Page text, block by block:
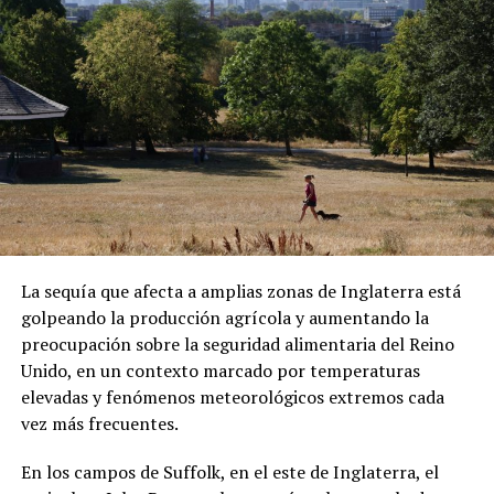
ADVERTISEMENT
Sánchez también denunció que los migrantes fueron
presionados para abordar el vuelo. Las declaraciones
confirmadas de manera independiente.
Una vez en República Centroafricana, las autoridades
locales les comunicaron que podrían permanecer
temporalmente en el país bajo un visado. Sin embargo,
Sánchez aseguró que existen restricciones para
La sequía que afecta a amplias zonas de Inglaterra está
golpeando la producción agrícola y aumentando la
preocupación sobre la seguridad alimentaria del Reino
Unido, en un contexto marcado por temperaturas
elevadas y fenómenos meteorológicos extremos cada
vez más frecuentes.
En los campos de Suffolk, en el este de Inglaterra, el